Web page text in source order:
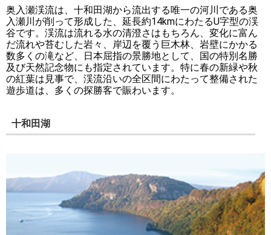
奥入瀬渓流は、十和田湖から流出する唯一の河川である奥
入瀬川が削って形成した、延長約14kmにわたるU字型の渓
谷です。渓流は流れる水の清澄さはもちろん、変化に富ん
だ流れや苔むした岩々、岸辺を覆う巨木林、岩壁にかかる
数多くの滝など、日本屈指の景勝地として、国の特別名勝
及び天然記念物にも指定されています。特に春の新緑や秋
の紅葉は見事で、渓流沿いの全区間にわたって整備された
遊歩道は、多くの探勝客で賑わいます。
十和田湖